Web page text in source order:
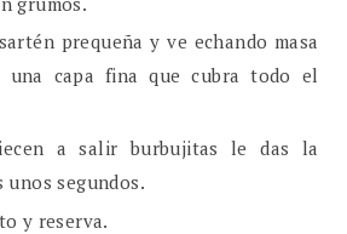
prequeña y ve echando masa
una capa fina que cubra todo el
a salir burbujitas le das la
segundos.
y reserva.